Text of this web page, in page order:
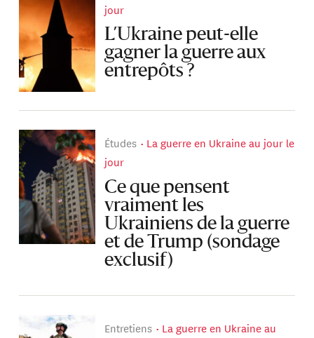
jour
L’Ukraine peut-elle
gagner la guerre aux
entrepôts ?
Études
La guerre en Ukraine au jour le
jour
Ce que pensent
vraiment les
Ukrainiens de la guerre
et de Trump (sondage
exclusif)
Entretiens
La guerre en Ukraine au